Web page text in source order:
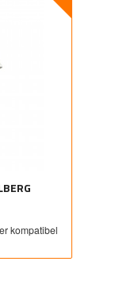
kompatibel